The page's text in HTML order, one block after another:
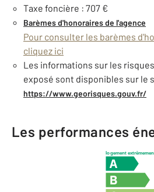
Taxe foncière : 707 €
Barèmes d'honoraires de l'agence
Pour consulter les barèmes
cliquez ici
Les informations sur les
exposé sont disponibles sur le
https://www.georisques.gouv.fr/
Les performances
logement